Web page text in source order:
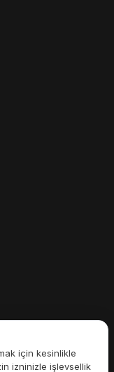
için kesinlikle
izninizle işlevsellik